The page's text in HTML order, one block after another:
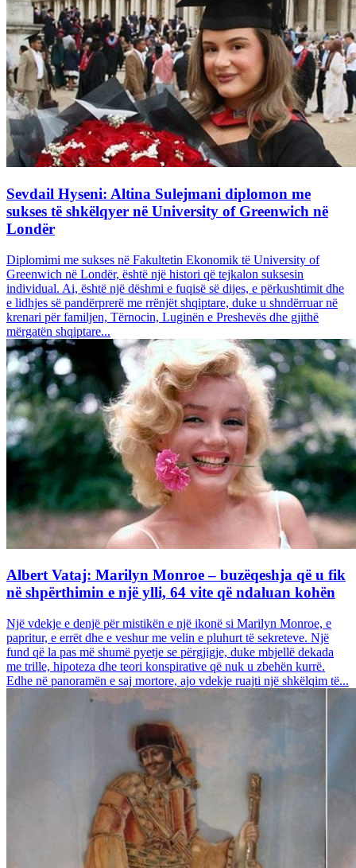
Sevdail Hyseni: Altina Sulejmani diplomon me
sukses të shkëlqyer në University of Greenwich në
Londër
Diplomimi me sukses në Fakultetin Ekonomik të University of
Greenwich në Londër, është një histori që tejkalon suksesin
individual. Ai, është një dëshmi e fuqisë së dijes, e përkushtimit dhe
e lidhjes së pandërprerë me rrënjët shqiptare, duke u shndërruar në
krenari për familjen, Tërnocin, Luginën e Preshevës dhe gjithë
mërgatën shqiptare...
Albert Vataj: Marilyn Monroe – buzëqeshja që u fik
në shpërthimin e një ylli, 64 vite që ndaluan kohën
Një vdekje e denjë për mistikën e një ikonë si Marilyn Monroe, e
papritur, e errët dhe e veshur me velin e pluhurt të sekreteve. Një
fund që la pas më shumë pyetje se përgjigje, duke mbjellë dekada
me trille, hipoteza dhe teori konspirative që nuk u zbehën kurrë.
Edhe në panoramën e saj mortore, ajo vdekje ruajti një shkëlqim të...